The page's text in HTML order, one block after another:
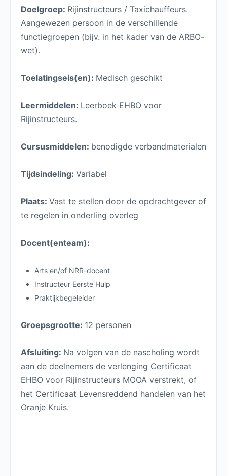
Doelgroep: Rijinstructeurs / Taxichauffeurs.
Aangewezen persoon in de verschillende
functiegroepen (bijv. in het kader van de ARBO-
wet).
Toelatingseis(en): Medisch geschikt
Leermiddelen: Leerboek EHBO voor
Rijinstructeurs.
Cursusmiddelen: benodigde verbandmaterialen
Tijdsindeling: Variabel
Plaats: Vast te stellen door de opdrachtgever of
te regelen in onderling overleg
Docent(enteam):
Arts en/of NRR-docent
Instructeur Eerste Hulp
Praktijkbegeleider
Groepsgrootte: 12 personen
Afsluiting: Na volgen van de nascholing wordt
aan de deelnemers de verlenging Certificaat
EHBO voor Rijinstructeurs MOOA verstrekt, of
het Certificaat Levensreddend handelen van het
Oranje Kruis.